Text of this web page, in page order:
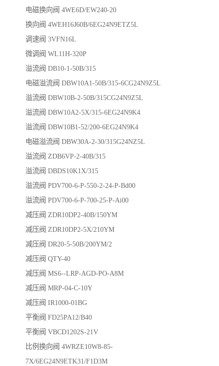
电磁换向阀 4WE6D/EW240-20
换向阀 4WEH16J60B/6EG24N9ETZ5L
调速阀 3VFN16L
微调阀 WL11H-320P
溢流阀 DB10-1-50B/315
电磁溢流阀 DBW10A1-50B/315-6CG24N9Z5L
溢流阀 DBW10B-2-50B/315CG24N9Z5L
溢流阀 DBW10A2-5X/315-6EG24N9K4
溢流阀 DBW10B1-52/200-6EG24N9K4
电磁溢流阀 DBW30A-2-30/315G24NZ5L
溢流阀 ZDB6VP-2-40B/315
溢流阀 DBDS10K1X/315
溢流阀 PDV700-6-P-550-2-24-P-Bd00
溢流阀 PDV700-6-P-700-25-P-Ai00
减压阀 ZDR10DP2-40B/150YM
减压阀 ZDR10DP2-5X/210YM
减压阀 DR20-5-50B/200YM/2
减压阀 QTY-40
减压阀 MS6--LRP-AGD-PO-A8M
减压阀 MRP-04-C-10Y
减压阀 IR1000-01BG
平衡阀 FD25PA12/B40
平衡阀 VBCD1202S-21V
比例换向阀 4WRZE10W8-85-
7X/6EG24N9ETK31/F1D3M